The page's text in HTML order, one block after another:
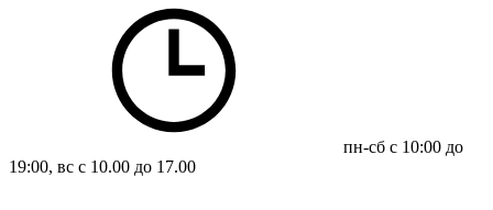
пн-сб с 10:00 до
19:00, вс с 10.00 до 17.00